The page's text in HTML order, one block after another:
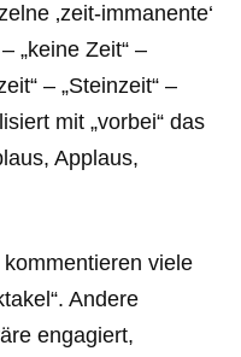
‚zeit-immanente‘
„keine Zeit“ –
– „Steinzeit“ –
mit „vorbei“ das
Applaus,
kommentieren viele
Andere
engagiert,